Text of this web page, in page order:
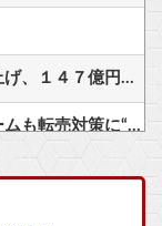
【嫉妬速報】めっちゃカメレオンの売り上げ、１４７億円突破www
『ポケモンカード』バンダイのカードゲームも転売対策に“マイナンバー”導入開始「効果テキメン」
【艦これ】大和「あの、提督。勿論火力も居住性も自信あるのだけれど…。い、いいのかしら…もうっ！」 他